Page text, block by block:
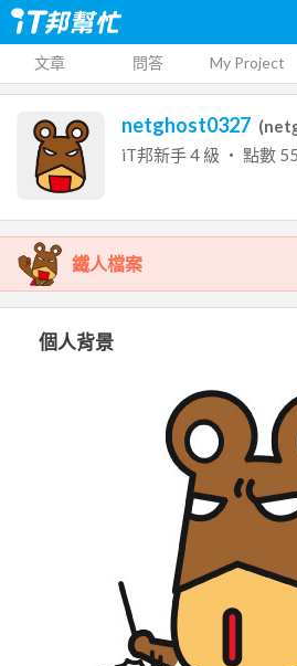
文章 問答 My Project
netghost0327 (
iT邦新手4 級 ‧ 點數
鐵人檔案
個人背景